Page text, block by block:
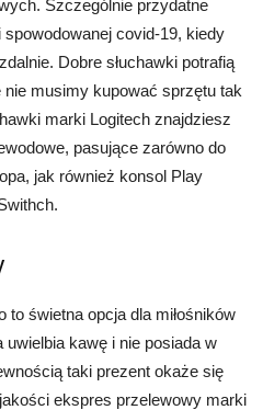
Szczególnie przydatne
covid-19, kiedy
Dobre słuchawki potrafią
nie musimy kupować sprzętu tak
marki Logitech znajdziesz
pasujące zarówno do
jak również konsol Play
świetna opcja dla miłośników
kawę i nie posiada w
taki prezent okaże się
ekspres przelewowy marki